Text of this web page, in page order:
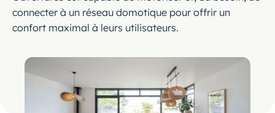
connecter à un réseau domotique pour offrir un
confort maximal à leurs utilisateurs.